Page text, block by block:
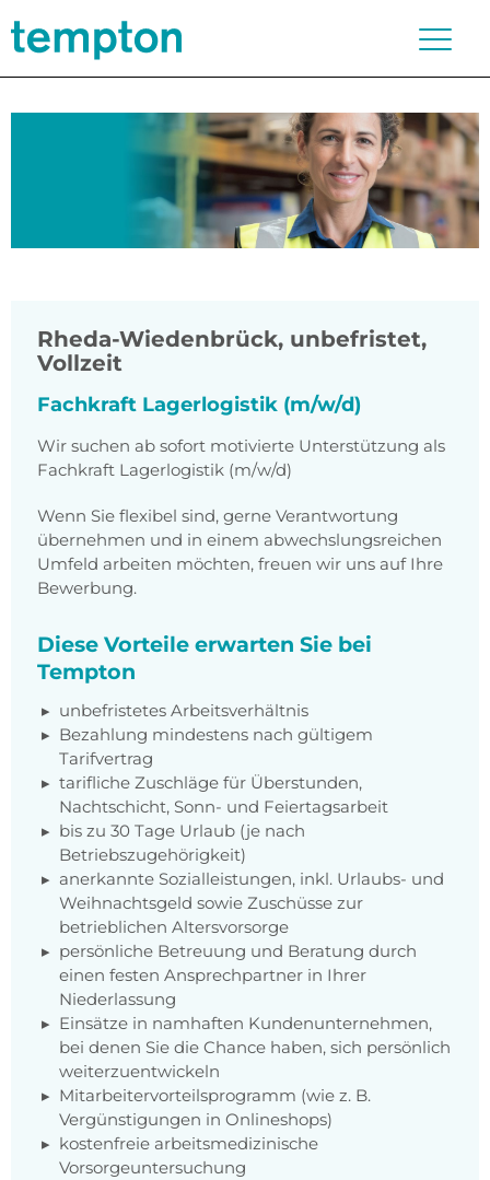
Rheda-Wiedenbrück, unbefristet,
Vollzeit
Fachkraft Lagerlogistik (m/w/d)
Wir suchen ab sofort motivierte Unterstützung als
Fachkraft Lagerlogistik (m/w/d)
Wenn Sie flexibel sind, gerne Verantwortung
übernehmen und in einem abwechslungsreichen
Umfeld arbeiten möchten, freuen wir uns auf Ihre
Bewerbung.
Diese Vorteile erwarten Sie bei
Tempton
unbefristetes Arbeitsverhältnis
Bezahlung mindestens nach gültigem
Tarifvertrag
tarifliche Zuschläge für Überstunden,
Nachtschicht, Sonn- und Feiertagsarbeit
bis zu 30 Tage Urlaub (je nach
Betriebszugehörigkeit)
anerkannte Sozialleistungen, inkl. Urlaubs- und
Weihnachtsgeld sowie Zuschüsse zur
betrieblichen Altersvorsorge
persönliche Betreuung und Beratung durch
einen festen Ansprechpartner in Ihrer
Niederlassung
Einsätze in namhaften Kundenunternehmen,
bei denen Sie die Chance haben, sich persönlich
weiterzuentwickeln
Mitarbeitervorteilsprogramm (wie z. B.
Vergünstigungen in Onlineshops)
kostenfreie arbeitsmedizinische
Vorsorgeuntersuchung